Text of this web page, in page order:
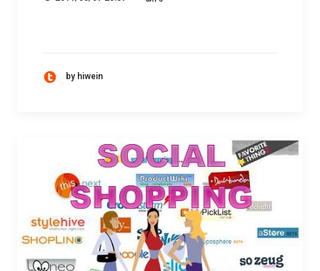
by hiwein